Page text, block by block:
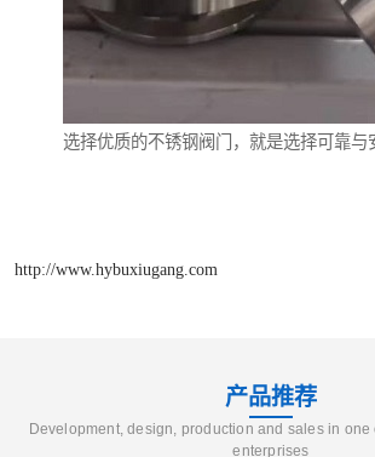
选择优质的不锈钢阀门，就是选择可靠与
http://www.hybuxiugang.com
产品推荐
Development, design, production and sales in one
enterprises